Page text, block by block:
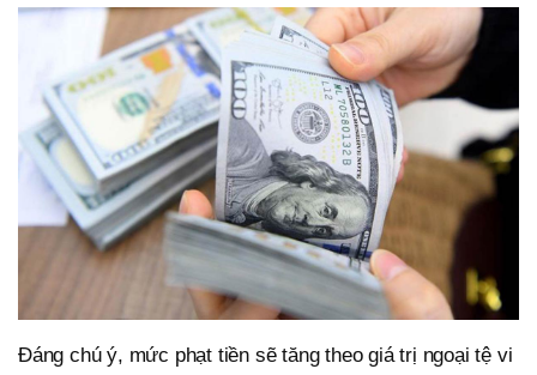
Đáng chú ý, mức phạt tiền sẽ tăng theo giá trị ngoại tệ vi